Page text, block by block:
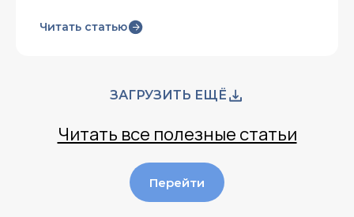
Читать статью
ЗАГРУЗИТЬ ЕЩЁ
Читать все полезные статьи
Перейти